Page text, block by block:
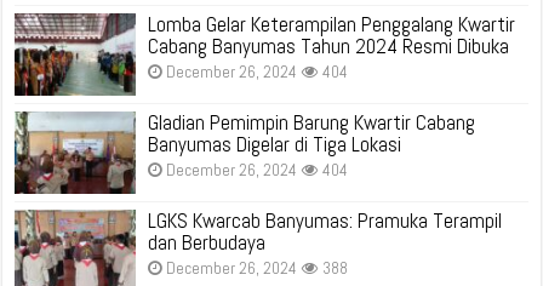
Lomba Gelar Keterampilan Penggalang Kwartir
Cabang Banyumas Tahun 2024 Resmi Dibuka
December 26, 2024 404
Gladian Pemimpin Barung Kwartir Cabang
Banyumas Digelar di Tiga Lokasi
December 26, 2024 404
LGKS Kwarcab Banyumas: Pramuka Terampil
dan Berbudaya
December 26, 2024 388